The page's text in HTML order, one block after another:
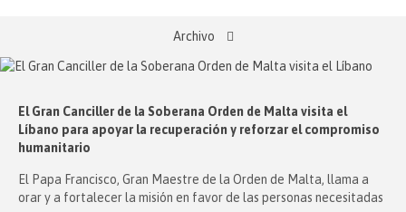
Archivo
El Gran Canciller de la Soberana Orden de Malta visita el
Líbano para apoyar la recuperación y reforzar el compromiso
humanitario
El Papa Francisco, Gran Maestre de la Orden de Malta, llama a
orar y a fortalecer la misión en favor de las personas necesitadas